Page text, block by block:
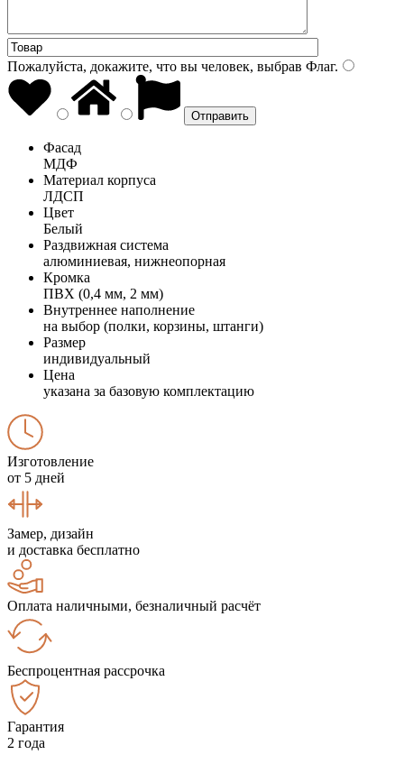
Пожалуйста, докажите, что вы человек, выбрав Флаг.
Фасад
МДФ
Материал корпуса
ЛДСП
Цвет
Белый
Раздвижная система
алюминиевая, нижнеопорная
Кромка
ПВХ (0,4 мм, 2 мм)
Внутреннее наполнение
на выбор (полки, корзины, штанги)
Размер
индивидуальный
Цена
указана за базовую комплектацию
Изготовление
от 5 дней
Замер, дизайн
и доставка бесплатно
Оплата наличными, безналичный расчёт
Беспроцентная рассрочка
Гарантия
2 года